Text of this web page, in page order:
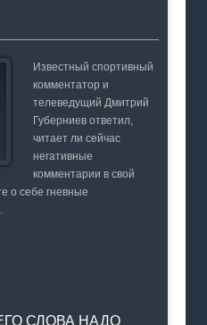
Известный спортивный
комментатор и
телеведущий Дмитрий
Губерниев ответил,
читает ли сейчас
негативные
комментарии в свой
о себе гневные
СЛОВА НАДО